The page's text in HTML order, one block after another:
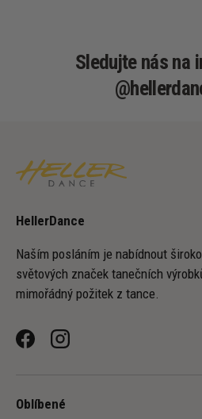
Sledujte nás na
HellerDance
Naším posláním je nabídnout
světových značek tanečních
mimořádný požitek z tance.
FacebookInstagram
Oblíbené